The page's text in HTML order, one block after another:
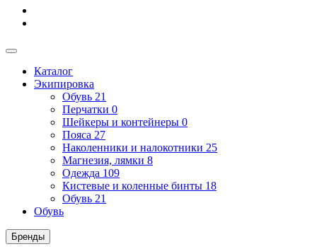
Каталог
Экипировка
Обувь 21
Перчатки 0
Шейкеры и контейнеры 0
Пояса 27
Наколенники и налокотники 25
Магнезия, лямки 8
Одежда 109
Кистевые и коленные бинты 18
Обувь 21
Обувь
Бренды